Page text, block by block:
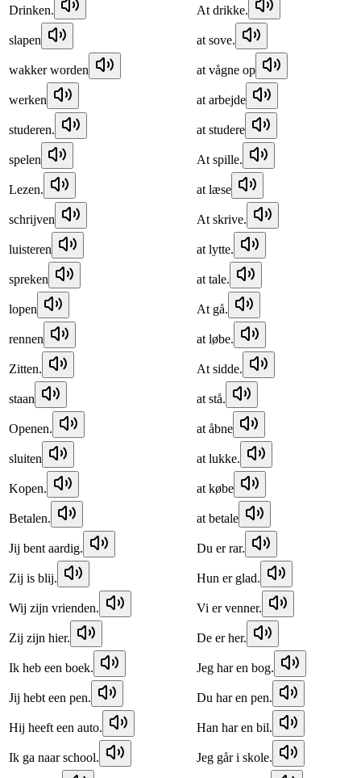
Drinken. At drikke.
slapen at sove.
wakker worden at vågne op
werken at arbejde
studeren. at studere
spelen At spille.
Lezen. at læse
schrijven At skrive.
luisteren at lytte.
spreken at tale.
lopen At gå.
rennen at løbe.
Zitten. At sidde.
staan at stå.
Openen. at åbne
sluiten at lukke.
Kopen. at købe
Betalen. at betale
Jij bent aardig. Du er rar.
Zij is blij. Hun er glad.
Wij zijn vrienden. Vi er venner.
Zij zijn hier. De er her.
Ik heb een boek. Jeg har en bog.
Jij hebt een pen. Du har en pen.
Hij heeft een auto. Han har en bil.
Ik ga naar school. Jeg går i skole.